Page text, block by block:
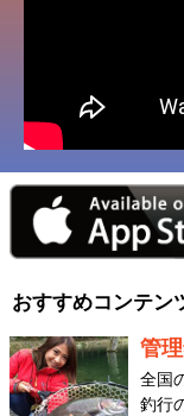
おすすめコンテン
管
全国
釣行